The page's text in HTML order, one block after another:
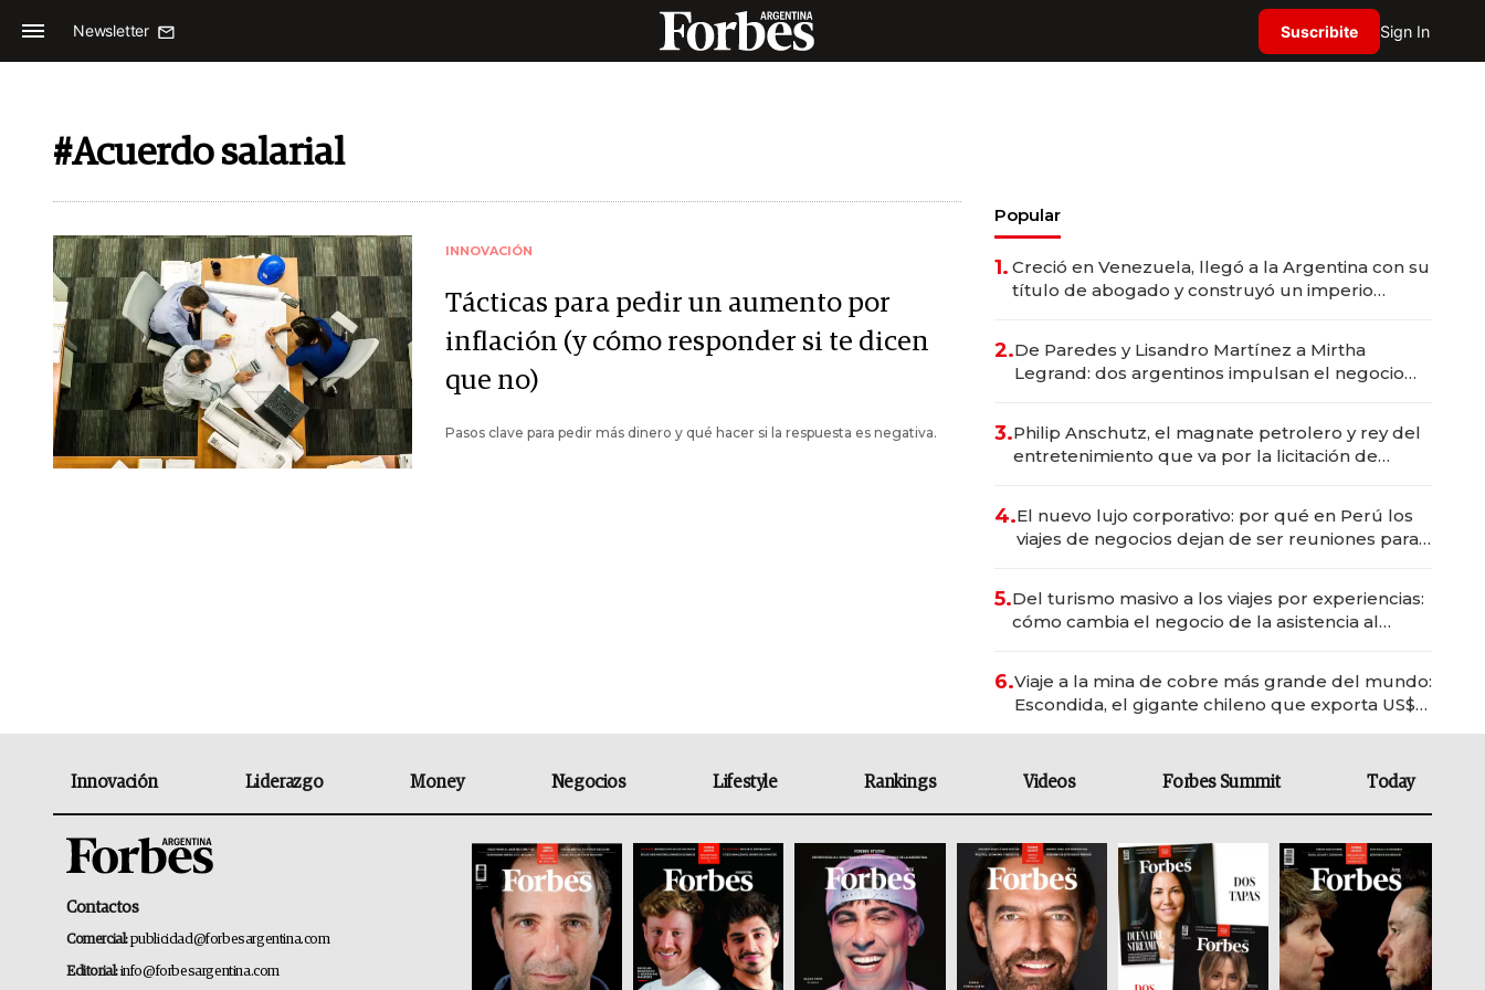
Newsletter Suscribite Sign In
#Acuerdo salarial
INNOVACIÓN
Tácticas para pedir un aumento por
inflación (y cómo responder si te dicen
que no)
Pasos clave para pedir más dinero y qué hacer si la respuesta es negativa.
Popular
1. Creció en Venezuela, llegó a la Argentina con su
título de abogado y construyó un imperio
2.De Paredes y Lisandro Martínez a Mirtha
Legrand: dos argentinos impulsan el negocio
3.Philip Anschutz, el magnate petrolero y rey del
entretenimiento que va por la licitación de
4.El nuevo lujo corporativo: por qué en Perú los
viajes de negocios dejan de ser reuniones para
5.Del turismo masivo a los viajes por experiencias:
cómo cambia el negocio de la asistencia al
6.Viaje a la mina de cobre más grande del mundo:
Escondida, el gigante chileno que exporta US$
Innovación Liderazgo Money Negocios Lifestyle Rankings Videos Forbes Summit Today
Contactos
Comercial:publicidad@forbesargentina.com
Editorial:info@forbesargentina.com